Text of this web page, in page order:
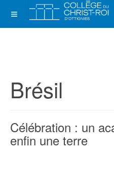
Brésil
Célébration : un
enfin une terre